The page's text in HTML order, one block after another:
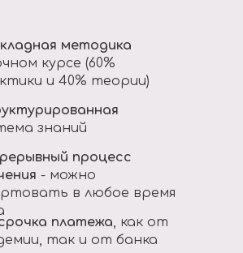
платежа, как от
так и от банка
знаний
процесс
- можно
в любое время
методика
курсе (60%
и 40% теории)